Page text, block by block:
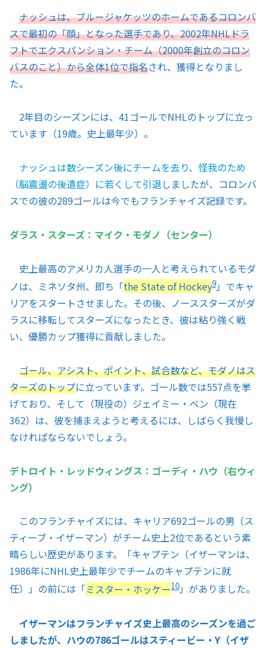
ナッシュは、ブルージャケッツのホームであるコロンバ
スで最初の「顔」となった選手であり、2002年NHLドラ
フトでエクスパンション・チーム（2000年創立のコロン
バスのこと）から全体1位で指名され、獲得となりまし
た。
2年目のシーズンには、41ゴールでNHLのトップに立っ
ています（19歳。史上最年少）。
ナッシュは数シーズン後にチームを去り、怪我のため
（脳震盪の後遺症）に若くして引退しましたが、コロンバ
スでの彼の289ゴールは今でもフランチャイズ記録です。
ダラス・スターズ：マイク・モダノ（センター）
史上最高のアメリカ人選手の一人と考えられているモダ
ノは、ミネソタ州、即ち「the State of Hockey9」でキャ
リアをスタートさせました。その後、ノーススターズがダ
ラスに移転してスターズになったとき、彼は粘り強く戦
い、優勝カップ獲得に貢献しました。
ゴール、アシスト、ポイント、試合数など、モダノはス
ターズのトップに立っています。ゴール数では557点を挙
げており、そして（現役の）ジェイミー・ベン（現在
362）は、彼を捕まえようと考えるには、しばらく我慢し
なければならないでしょう。
デトロイト・レッドウィングス：ゴーディ・ハウ（右ウィ
ング）
このフランチャイズには、キャリア692ゴールの男（ス
ティーブ・イザーマン）がチーム史上2位であるという素
晴らしい歴史があります。「キャプテン（イザーマンは、
1986年にNHL史上最年少でチームのキャプテンに就
任）」の前には「ミスター・ホッケー10」がありました。
イザーマンはフランチャイズ史上最高のシーズンを過ご
しましたが、ハウの786ゴールはスティービー・Y（イザ